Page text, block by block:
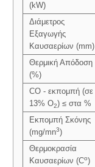
(kW)
Διάμετρος
Εξαγωγής
Καυσαερίων (mm)
Θερμική Απόδοση
(%)
CO - εκπομπή (σε
13% Ο2) ≤ στα %
Εκπομπή Σκόνης
(mg/mn3)
Θερμοκρασία
Καυσαερίων (Co)